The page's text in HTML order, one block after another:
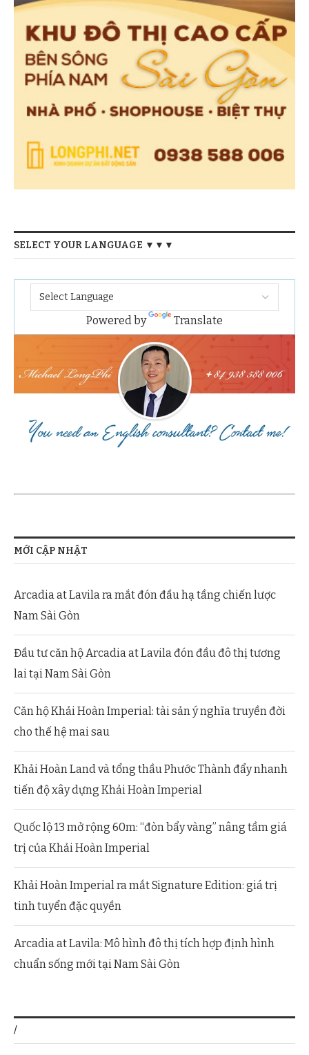
SELECT YOUR LANGUAGE ▼▼▼
Powered by Translate
MỚI CẬP NHẬT
Arcadia at Lavila ra mắt đón đầu hạ tầng chiến lược
Nam Sài Gòn
Đầu tư căn hộ Arcadia at Lavila đón đầu đô thị tương
lai tại Nam Sài Gòn
Căn hộ Khải Hoàn Imperial: tài sản ý nghĩa truyền đời
cho thế hệ mai sau
Khải Hoàn Land và tổng thầu Phước Thành đẩy nhanh
tiến độ xây dựng Khải Hoàn Imperial
Quốc lộ 13 mở rộng 60m: “đòn bẩy vàng” nâng tầm giá
trị của Khải Hoàn Imperial
Khải Hoàn Imperial ra mắt Signature Edition: giá trị
tinh tuyển đặc quyền
Arcadia at Lavila: Mô hình đô thị tích hợp định hình
chuẩn sống mới tại Nam Sài Gòn
/